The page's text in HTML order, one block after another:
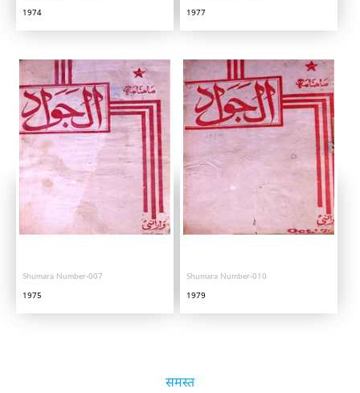
1974
1977
Shumara Number-007
1975
Shumara Number-010
1979
समस्त